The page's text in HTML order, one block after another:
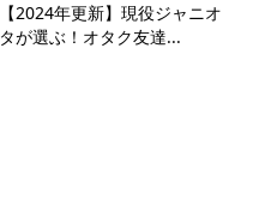
【2024年更新】現役ジャニオ
タが選ぶ！オタク友達...